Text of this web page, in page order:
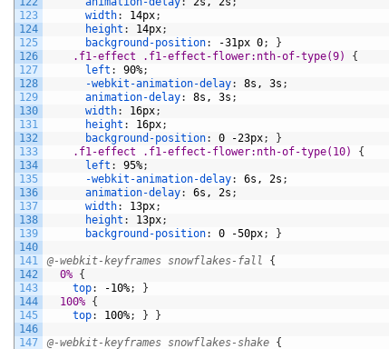
123
124
125
126
127
128
129
130
131
132
133
134
135
136
137
138
139
140
141
142
143
144
145
146
147
width: 14px;
height : 14px;
background-position: -31px 0;
}
.f1-effect .f1-effect-flower:nth-of-type(9) {
left : 90%;
-webkit-animation-delay: 8s, 3s ;
animation-delay: 8s, 3s ;
width: 16px;
height : 16px;
background-position: 0 -23px;
}
.f1-effect .f1-effect-flower:nth-of-type(10) {
left : 95%;
-webkit-animation-delay: 6s, 2s ;
animation-delay: 6s, 2s ;
width: 13px;
height : 13px;
background-position: 0 -50px; }
@-webkit-keyframes snowflakes-fall {
0% {
top: -10%;
}
100% {
top: 100%; } }
@-webkit-keyframes snowflakes-shake {